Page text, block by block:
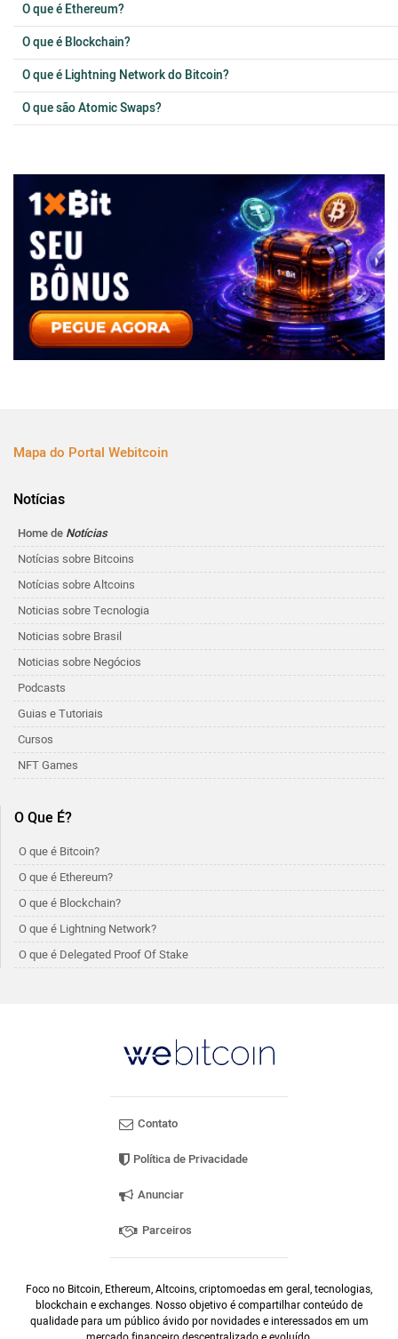
O que é Ethereum?
O que é Blockchain?
O que é Lightning Network do Bitcoin?
O que são Atomic Swaps?
Mapa do Portal Webitcoin
Notícias
Home de Notícias
Notícias sobre Bitcoins
Notícias sobre Altcoins
Noticias sobre Tecnologia
Noticias sobre Brasil
Noticias sobre Negócios
Podcasts
Guias e Tutoriais
Cursos
NFT Games
O Que É?
O que é Bitcoin?
O que é Ethereum?
O que é Blockchain?
O que é Lightning Network?
O que é Delegated Proof Of Stake
Contato
Política de Privacidade
Anunciar
Parceiros
Foco no Bitcoin, Ethereum, Altcoins, criptomoedas em geral, tecnologias,
blockchain e exchanges. Nosso objetivo é compartilhar conteúdo de
qualidade para um público ávido por novidades e interessados em um